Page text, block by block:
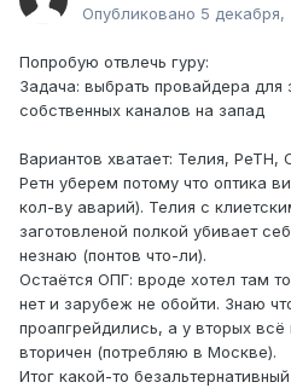
Опубликовано 5 декабря,
Попробую отвлечь гуру:
Задача: выбрать провайдера для
собственных каналов на запад
Вариантов хватает: Телия, РеТН,
Ретн уберем потому что оптика
кол-ву аварий). Телия с
заготовленой полкой убивает
незнаю (понтов что-ли).
Остаётся ОПГ: вроде хотел там
нет и зарубеж не обойти. Знаю
проапгрейдились, а у вторых
вторичен (потребляю в Москве).
Итог какой-то